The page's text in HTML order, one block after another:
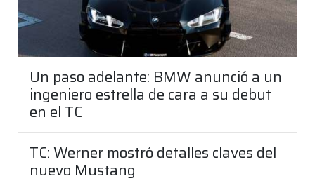
Un paso adelante: BMW anunció a un
ingeniero estrella de cara a su debut
en el TC
TC: Werner mostró detalles claves del
nuevo Mustang